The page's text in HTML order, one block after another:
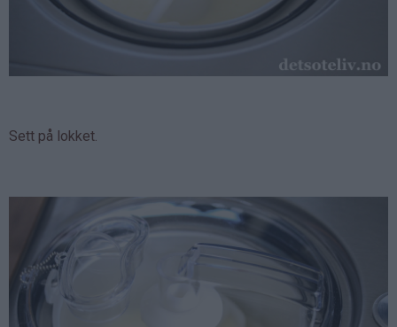
Sett på lokket.